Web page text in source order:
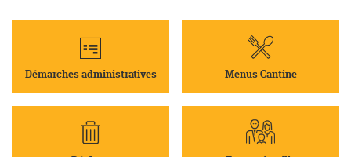
Démarches administratives Menus Cantine